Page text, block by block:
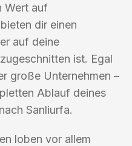
Wert auf
dir einen
auf deine
ist. Egal
große Unternehmen –
Ablauf deines
Sanliurfa.
loben vor allem